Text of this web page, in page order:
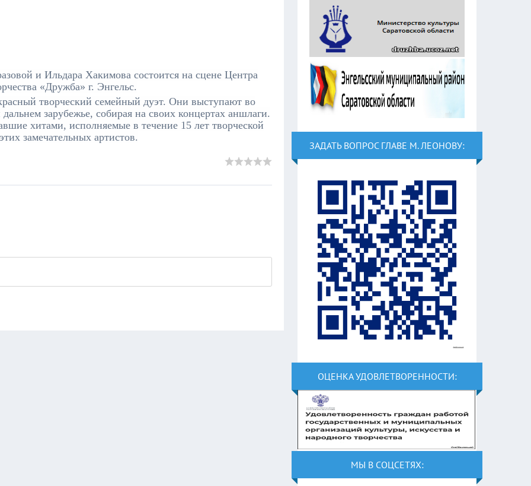
и Ильдара Хакимова состоится на сцене Центра
«Дружба» г. Энгельс.
творческий семейный дуэт. Они выступают во
зарубежье, собирая на своих концертах аншлаги.
хитами, исполняемые в течение 15 лет творческой
замечательных артистов.
ЗАДАТЬ ВОПРОС ГЛАВЕ М. ЛЕОНОВУ:
ОЦЕНКА УДОВЛЕТВОРЕННОСТИ:
МЫ В СОЦСЕТЯХ: